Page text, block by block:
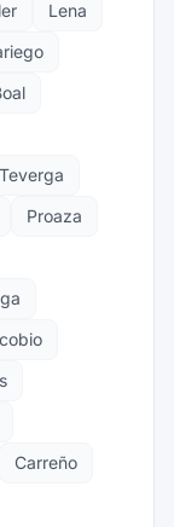
Lena
Teverga
Proaza
Carreño